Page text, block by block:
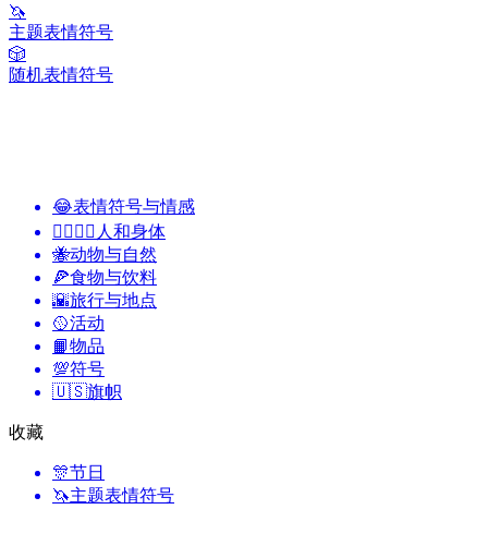
🦄
主题表情符号
🎲
随机表情符号
😂表情符号与情感
👩‍❤️‍💋‍👨 人和身体
🐝动物与自然
🍕食物与饮料
🌇旅行与地点
🥎活动
📙物品
💯符号
🇺🇸旗帜
收藏
🎊节日
🦄主题表情符号